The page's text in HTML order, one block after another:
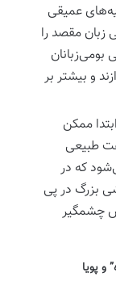
عمیقی
زبان مقصد را
و بیشتر بر
ممکن
طبیعی
که در
بزرگ در پی
چشمگیر